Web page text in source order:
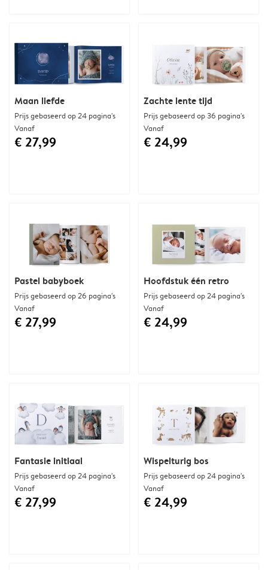
Hoofdstuk één retro
Prijs gebaseerd op 24 pagina's
Vanaf
€ 24,99
Zachte lente tijd
Prijs gebaseerd op 36 pagina's
Vanaf
€ 24,99
Wispelturig bos
Prijs gebaseerd op 24 pagina's
Vanaf
€ 24,99
Maan liefde
Prijs gebaseerd op 24 pagina's
Vanaf
€ 27,99
Fantasie initiaal
Prijs gebaseerd op 24 pagina's
Vanaf
€ 27,99
Pastel babyboek
Prijs gebaseerd op 26 pagina's
Vanaf
€ 27,99